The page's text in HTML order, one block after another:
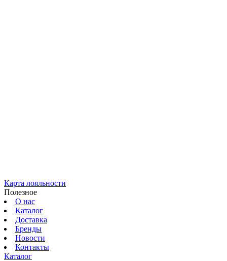
Карта лояльности
Полезное
О нас
Каталог
Доставка
Бренды
Новости
Контакты
Каталог